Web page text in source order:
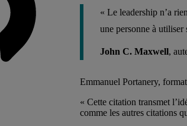
« Le leadership n’a
une personne à
John C. Maxwell,
Emmanuel Portanery,
« Cette citation transmet
comme les autres citations